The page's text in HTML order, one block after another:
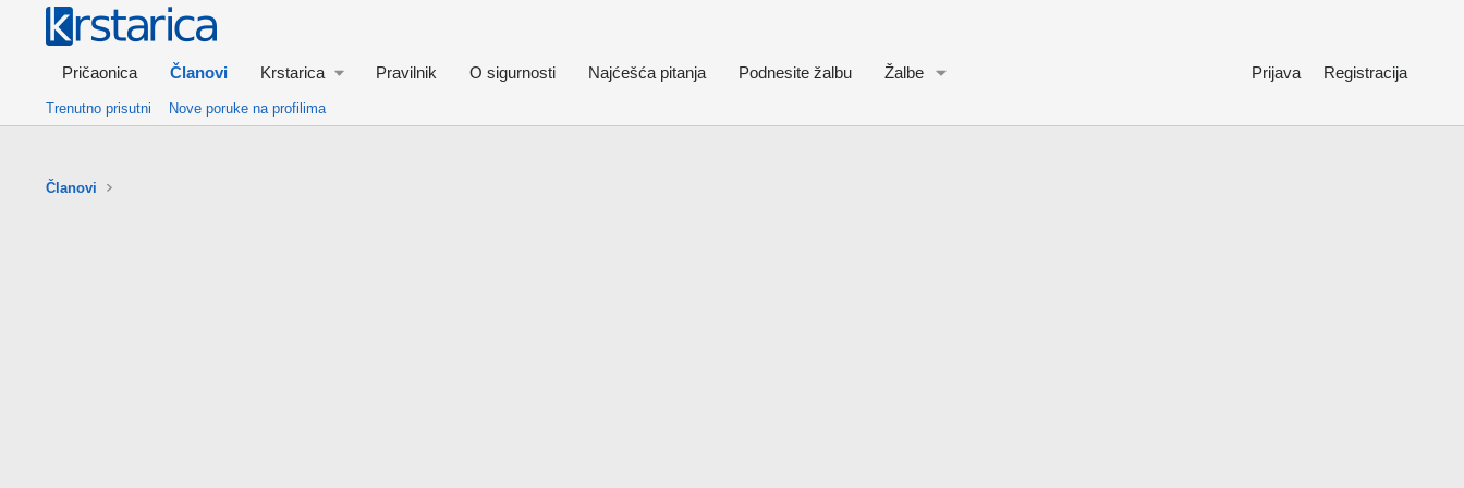
Pričaonica Članovi Krstarica Pravilnik O sigurnosti Najćešća pitanja Podnesite žalbu Žalbe Prijava Registracija
Trenutno prisutni Nove poruke na profilima
Članovi